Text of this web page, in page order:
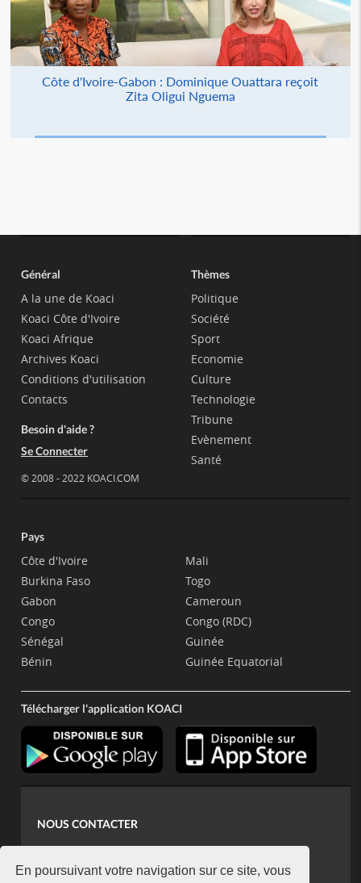
En poursuivant votre navigation sur ce site, vous
Côte d'Ivoire-Gabon : Dominique Ouattara reçoit
Zita Oligui Nguema
Général
A la une de Koaci
Koaci Côte d'Ivoire
Koaci Afrique
Archives Koaci
Conditions d'utilisation
Contacts
Besoin d'aide ?
Se Connecter
© 2008 - 2022 KOACI.COM
Thèmes
Politique
Société
Sport
Economie
Culture
Technologie
Tribune
Evènement
Santé
Pays
Côte d'Ivoire
Burkina Faso
Gabon
Congo
Sénégal
Bénin
Mali
Togo
Cameroun
Congo (RDC)
Guinée
Guinée Equatorial
Télécharger l'application KOACI
NOUS CONTACTER
koaci@yahoo.fr